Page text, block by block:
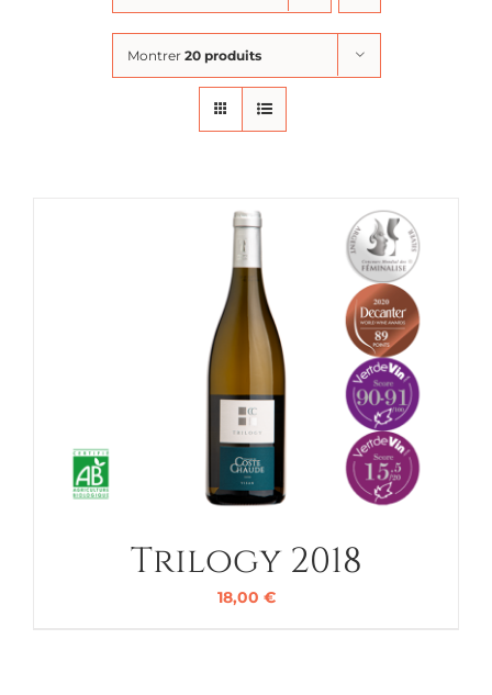
Montrer 20 produits
Trilogy 2018
18,00 €